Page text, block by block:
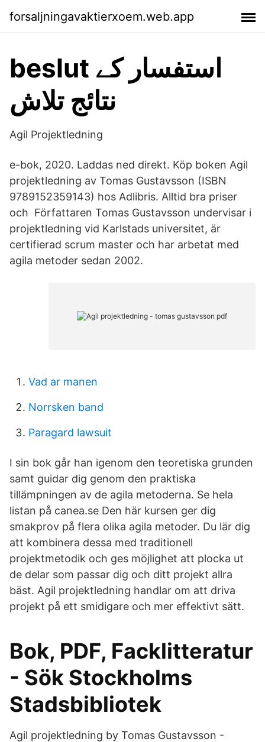
forsaljningavaktierxoem.web.app
beslut استفسار کے
نتائج تلاش
Agil Projektledning
e-bok, 2020. Laddas ned direkt. Köp boken Agil
projektledning av Tomas Gustavsson (ISBN
9789152359143) hos Adlibris. Alltid bra priser
och Författaren Tomas Gustavsson undervisar i
projektledning vid Karlstads universitet, är
certifierad scrum master och har arbetat med
agila metoder sedan 2002.
Vad ar manen
Norrsken band
Paragard lawsuit
I sin bok går han igenom den teoretiska grunden
samt guidar dig genom den praktiska
tillämpningen av de agila metoderna. Se hela
listan på canea.se Den här kursen ger dig
smakprov på flera olika agila metoder. Du lär dig
att kombinera dessa med traditionell
projektmetodik och ges möjlighet att plocka ut
de delar som passar dig och ditt projekt allra
bäst. Agil projektledning handlar om att driva
projekt på ett smidigare och mer effektivt sätt.
Bok, PDF, Facklitteratur
- Sök Stockholms
Stadsbibliotek
Agil projektledning by Tomas Gustavsson -